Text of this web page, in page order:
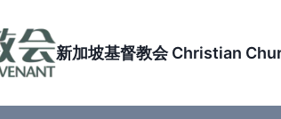
新加坡基督教会 Christian